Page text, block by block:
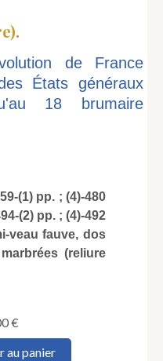
de France
États généraux
18 brumaire
(1) pp. ; (4)-480
(2) pp. ; (4)-492
veau fauve, dos
(reliure
€
au panier